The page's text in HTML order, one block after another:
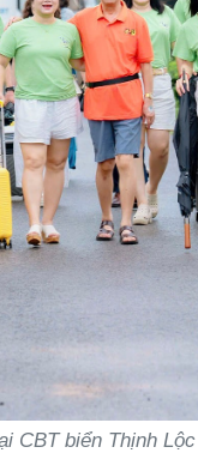
CBT biển Thịnh